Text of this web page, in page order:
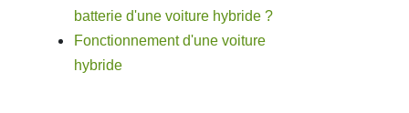
batterie d'une voiture hybride ?
Fonctionnement d'une voiture
hybride